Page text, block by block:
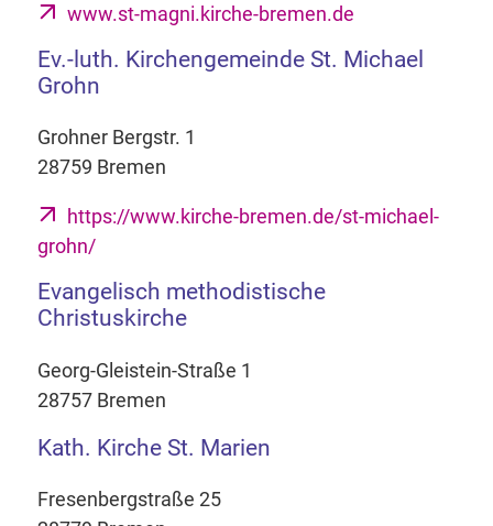
www.st-magni.kirche-bremen.de
Ev.-luth. Kirchengemeinde St. Michael
Grohn
Grohner Bergstr. 1
28759 Bremen
https://www.kirche-bremen.de/st-michael-
grohn/
Evangelisch methodistische
Christuskirche
Georg-Gleistein-Straße 1
28757 Bremen
Kath. Kirche St. Marien
Fresenbergstraße 25